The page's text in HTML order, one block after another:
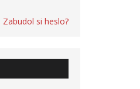
Zabudol si heslo?